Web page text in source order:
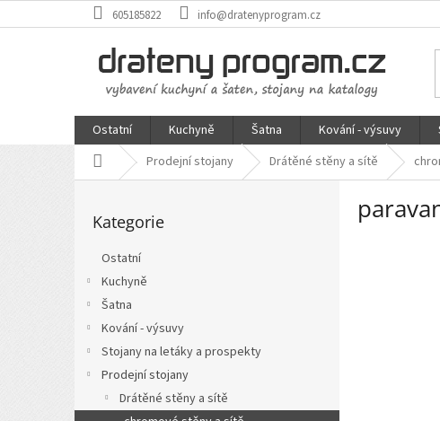
na
605185822 info@dratenyprogram.cz
Ostatní Kuchyně Šatna Kování - výsuvy
Domů Prodejní stojany Drátěné stěny a sítě
n
kategorie
Kategorie
Ostatní
Kuchyně
Šatna
Kování - výsuvy
Stojany na letáky a prospekty
Prodejní stojany
Drátěné stěny a sítě